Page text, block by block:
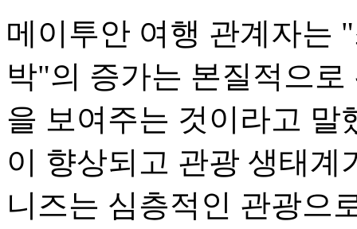
메이투안 여행 관계자는
박"의 증가는 본질적으
을 보여주는 것이라고 말
이 향상되고 관광 생태계
니즈는 심층적인 관광으